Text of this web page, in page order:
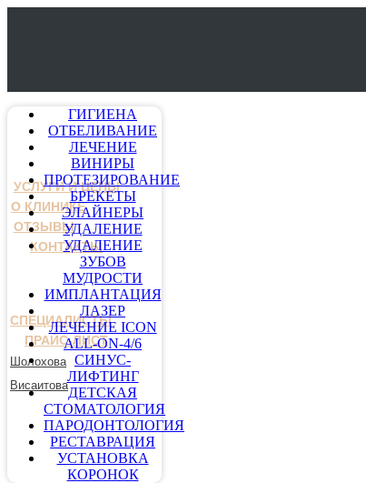
УСЛУГИ И ЦЕНЫ
О КЛИНИКЕ
ОТЗЫВЫ
КОНТАКТЫ
СПЕЦИАЛИСТЫ
ПРАЙС-ЛИСТ
Шолохова
Висаитова
ГИГИЕНА
ОТБЕЛИВАНИЕ
ЛЕЧЕНИЕ
ВИНИРЫ
ПРОТЕЗИРОВАНИЕ
БРЕКЕТЫ
ЭЛАЙНЕРЫ
УДАЛЕНИЕ
УДАЛЕНИЕ
ЗУБОВ
МУДРОСТИ
ИМПЛАНТАЦИЯ
ЛАЗЕР
ЛЕЧЕНИЕ ICON
ALL-ON-4/6
СИНУС-
ЛИФТИНГ
ДЕТСКАЯ
СТОМАТОЛОГИЯ
ПАРОДОНТОЛОГИЯ
РЕСТАВРАЦИЯ
УСТАНОВКА
КОРОНОК